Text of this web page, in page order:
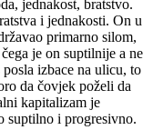
jednakost, bratstvo.
i jednakosti. On u
primarno silom,
je on suptilnije a ne
izbace na ulicu, to
da čovjek poželi da
kapitalizam je
suptilno i progresivno.